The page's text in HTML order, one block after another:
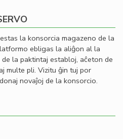
estas la konsorcia magazeno de la
ebligas la aliĝon al la
la paktintaj establoj, aĉeton de
multe pli. Vizitu ĝin tuj por
novaĵoj de la konsorcio.